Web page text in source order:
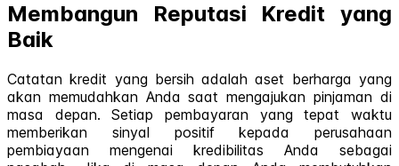
Membangun Reputasi Kredit yang
Baik
Catatan kredit yang bersih adalah aset berharga yang
akan memudahkan Anda saat mengajukan pinjaman di
masa depan. Setiap pembayaran yang tepat waktu
memberikan sinyal positif kepada perusahaan
pembiayaan mengenai kredibilitas Anda sebagai